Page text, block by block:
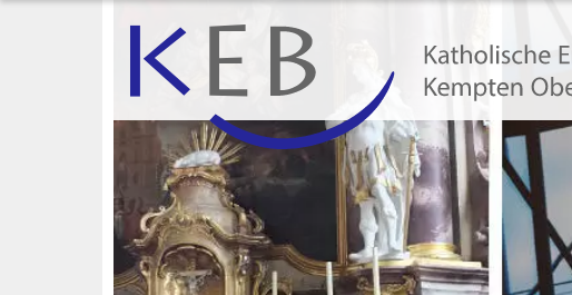
KEB Kempten Oberallgäu
Personen und Funktionen
Die KEB als e.V.